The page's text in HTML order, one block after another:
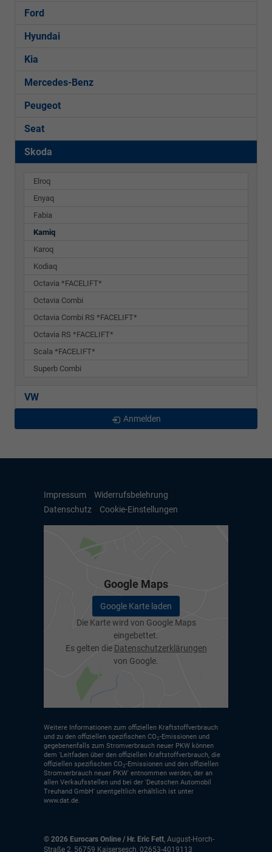
Ford
Hyundai
Kia
Mercedes-Benz
Peugeot
Seat
Skoda
Elroq
Enyaq
Fabia
Kamiq
Karoq
Kodiaq
Octavia *FACELIFT*
Octavia Combi
Octavia Combi RS *FACELIFT*
Octavia RS *FACELIFT*
Scala *FACELIFT*
Superb Combi
VW
Anmelden
Impressum
Widerrufsbelehrung
Datenschutz
Cookie-Einstellungen
Google Maps
Google Karte laden
Die Karte wird von Google Maps
eingebettet.
Es gelten die Datenschutzerklärungen
von Google.
Weitere Informationen zum offiziellen Kraftstoffverbrauch
und zu den offiziellen spezifischen CO2-Emissionen und
gegebenenfalls zum Stromverbrauch neuer PKW können
dem 'Leitfaden über den offiziellen Kraftstoffverbrauch, die
offiziellen spezifischen CO2-Emissionen und den offiziellen
Stromverbrauch neuer PKW' entnommen werden, der an
allen Verkaufsstellen und bei der 'Deutschen Automobil
Treuhand GmbH' unentgeltlich erhältlich ist unter
www.dat.de.
© 2026 Eurocars Online / Hr. Eric Fett, August-Horch-
Straße 2, 56759 Kaisersesch, 02653-4019113